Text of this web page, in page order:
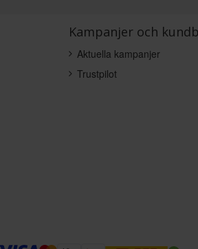
Kampanjer och
Aktuella kampanjer
Trustpilot